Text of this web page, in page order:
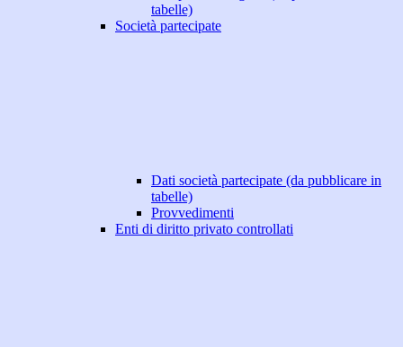
tabelle)
Società partecipate
Dati società partecipate (da pubblicare in
tabelle)
Provvedimenti
Enti di diritto privato controllati